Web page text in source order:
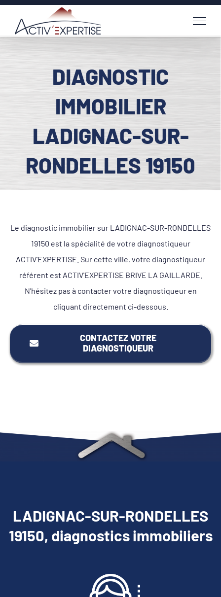
Passer
contenu
DIAGNOSTIC
IMMOBILIER
LADIGNAC-SUR-
RONDELLES 19150
Le diagnostic immobilier sur LADIGNAC-SUR-RONDELLES
19150 est la spécialité de votre diagnostiqueur
ACTIV'EXPERTISE. Sur cette ville, votre diagnostiqueur
référent est ACTIV'EXPERTISE BRIVE LA GAILLARDE.
N'hésitez pas à contacter votre diagnostiqueur en
cliquant directement ci-dessous.
CONTACTEZ VOTRE
DIAGNOSTIQUEUR
LADIGNAC-SUR-RONDELLES
19150, diagnostics immobiliers